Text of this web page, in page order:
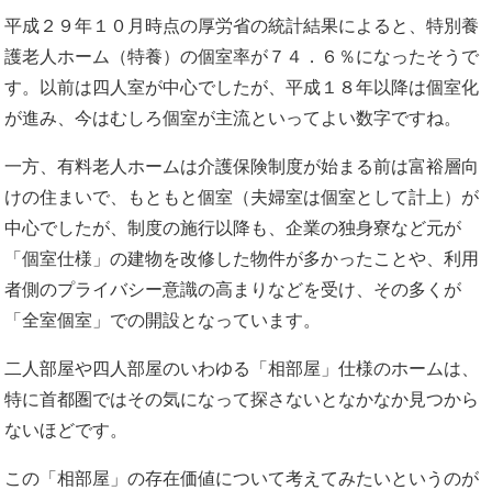
平成２９年１０月時点の厚労省の統計結果によると、特別養
護老人ホーム（特養）の個室率が７４．６％になったそうで
す。以前は四人室が中心でしたが、平成１８年以降は個室化
が進み、今はむしろ個室が主流といってよい数字ですね。
一方、有料老人ホームは介護保険制度が始まる前は富裕層向
けの住まいで、もともと個室（夫婦室は個室として計上）が
中心でしたが、制度の施行以降も、企業の独身寮など元が
「個室仕様」の建物を改修した物件が多かったことや、利用
者側のプライバシー意識の高まりなどを受け、その多くが
「全室個室」での開設となっています。
二人部屋や四人部屋のいわゆる「相部屋」仕様のホームは、
特に首都圏ではその気になって探さないとなかなか見つから
ないほどです。
この「相部屋」の存在価値について考えてみたいというのが